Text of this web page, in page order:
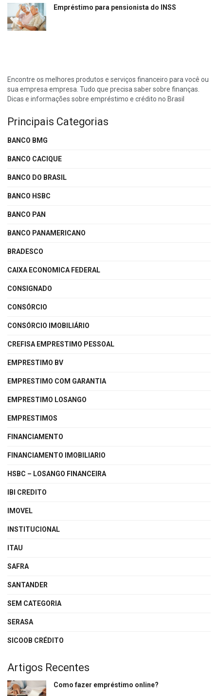
Empréstimo para pensionista do INSS
Encontre os melhores produtos e serviços financeiro para você ou
sua empresa empresa. Tudo que precisa saber sobre finanças.
Dicas e informações sobre empréstimo e crédito no Brasil
Principais Categorias
BANCO BMG
BANCO CACIQUE
BANCO DO BRASIL
BANCO HSBC
BANCO PAN
BANCO PANAMERICANO
BRADESCO
CAIXA ECONOMICA FEDERAL
CONSIGNADO
CONSÓRCIO
CONSÓRCIO IMOBILIÁRIO
CREFISA EMPRESTIMO PESSOAL
EMPRESTIMO BV
EMPRESTIMO COM GARANTIA
EMPRESTIMO LOSANGO
EMPRESTIMOS
FINANCIAMENTO
FINANCIAMENTO IMOBILIARIO
HSBC – LOSANGO FINANCEIRA
IBI CREDITO
IMOVEL
INSTITUCIONAL
ITAU
SAFRA
SANTANDER
SEM CATEGORIA
SERASA
SICOOB CRÉDITO
Artigos Recentes
Como fazer empréstimo online?